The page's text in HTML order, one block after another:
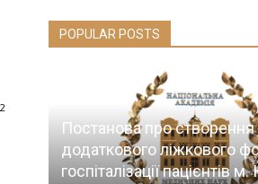
POPULAR POSTS
Постанова про створення
додаткового ліжкового
госпіталізації пацієнтів